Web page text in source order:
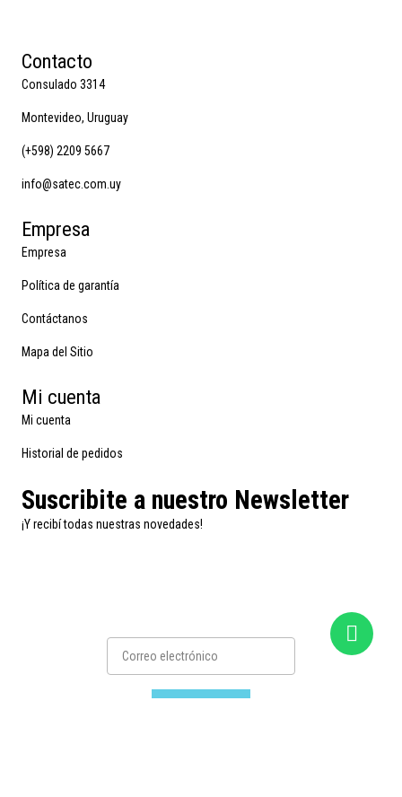
Contacto
Consulado 3314
Montevideo, Uruguay
(+598) 2209 5667
info@satec.com.uy
Empresa
Empresa
Política de garantía
Contáctanos
Mapa del Sitio
Mi cuenta
Mi cuenta
Historial de pedidos
Suscribite a nuestro Newsletter
¡Y recibí todas nuestras novedades!